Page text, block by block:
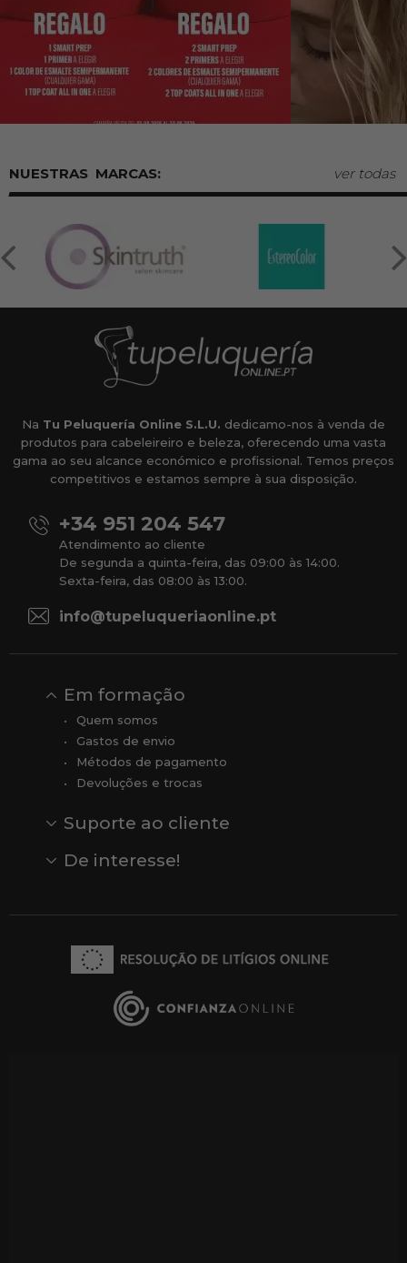
MARCAS: ver todas
Na Tu Peluquería Online S.L.U. dedicamo-nos à venda de
produtos para cabeleireiro e beleza, oferecendo uma vasta
gama ao seu alcance económico e profissional. Temos preços
competitivos e estamos sempre à sua disposição.
+34 951 204 547
Atendimento ao cliente
De segunda a quinta-feira, das 09:00 às 14:00.
Sexta-feira, das 08:00 às 13:00.
info@tupeluqueriaonline.pt
Em formação
Quem somos
Gastos de envio
Métodos de pagamento
Devoluções e trocas
Suporte ao cliente
Comentários
Comentários do Google
De interesse!